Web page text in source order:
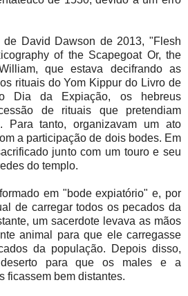
David Dawson de 2013, "Flesh
of the Scapegoat Or, the
que estava decifrando as
rituais do Yom Kippur do Livro de
Dia da Expiação, os hebreus
de rituais que pretendiam
Para tanto, organizavam um ato
a participação de dois bodes. Em
junto com um touro e seu
do templo.
em "bode expiatório" e, por
de carregar todos os pecados da
um sacerdote levava as mãos
animal para que ele carregasse
da população. Depois disso,
para que os males e a
ficassem bem distantes.